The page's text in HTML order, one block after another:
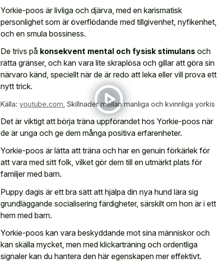
Yorkie-poos är livliga och djärva, med en karismatisk
personlighet som är överflödande med tillgivenhet, nyfikenhet,
och en smula bossiness.
De trivs på konsekvent mental och fysisk stimulans och
rätta gränser, och kan vara lite skraplösa och gillar att göra sin
närvaro känd, speciellt när de är redo att leka eller vill prova ett
nytt trick.
Källa: youtube.com Skillnader mellan manliga och kvinnliga yorkis
Det är viktigt att börja träna uppförandet hos Yorkie-poos när
de är unga och ge dem många positiva erfarenheter.
Yorkie-poos är lätta att träna och har en genuin förkärlek för
att vara med sitt folk, vilket gör dem till en utmärkt plats för
familjer med barn.
Puppy dagis är ett bra sätt att hjälpa din nya hund lära sig
grundläggande socialisering färdigheter, särskilt om hon är i ett
hem med barn.
Yorkie-poos kan vara beskyddande mot sina människor och
kan skälla mycket, men med klickarträning och ordentliga
signaler kan du hantera den här egenskapen mer effektivt.